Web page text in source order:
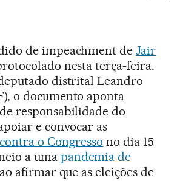
de impeachment deJair
nesta terça-feira.
distrital Leandro
o documento aponta
responsabilidade do
e convocar as
o Congresso no dia 15
a uma pandemia de
afirmar que as eleições de